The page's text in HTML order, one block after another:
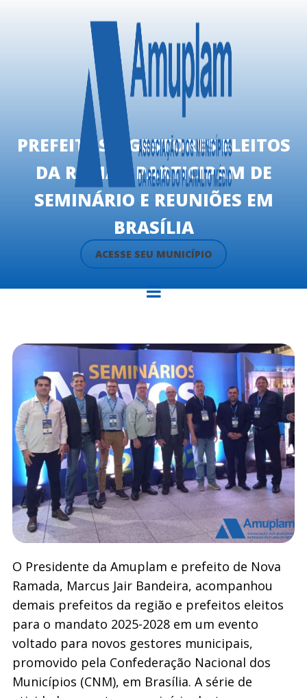
ACESSE SEU MUNICÍPIO
PREFEITOS E GESTORES ELEITOS
DA REGIÃO PARTICIPAM DE
SEMINÁRIO E REUNIÕES EM
BRASÍLIA
O Presidente da Amuplam e prefeito de Nova
Ramada, Marcus Jair Bandeira, acompanhou
demais prefeitos da região e prefeitos eleitos
para o mandato 2025-2028 em um evento
voltado para novos gestores municipais,
promovido pela Confederação Nacional dos
Municípios (CNM), em Brasília. A série de